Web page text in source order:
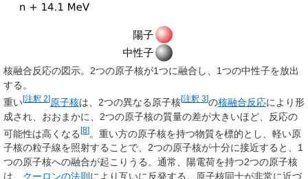
核融合反応の図示。2つの原子核が1つに融合し、1つの中性子を放出
する。
重い[注釈 2]原子核は、2つの異なる原子核[注釈 3]の核融合反応により形
成され、おおまかに、2つの原子核の質量の差が大きいほど、反応の
可能性は高くなる[8]。重い方の原子核を持つ物質を標的とし、軽い原
子核の粒子線を照射することで、2つの原子核が十分に接近すると、1
つの原子核への融合が起こりうる。通常、陽電荷を持つ2つの原子核
は、 クーロンの法則 により互いに反発する。原子核同士が非常に近づ